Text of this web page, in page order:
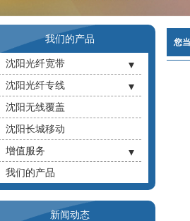
您
我们的产品
沈阳光纤宽带
- 沈阳企业光纤宽带
- 沈阳长城宽带
- 沈阳鹏博宽带
沈阳光纤专线
- 10M光纤专线
- 20M光纤专线
- 30M光纤专线
- 50M光纤专线
- 100M光纤专线
- V商套餐
沈阳无线覆盖
沈阳长城移动
增值服务
- 大麦影视VIP
- 鹏云教育
- 小鹏智能摄像头
我们的产品
新闻动态